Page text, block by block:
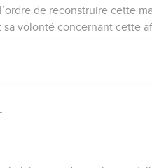
de reconstruire cette
volonté concernant cette